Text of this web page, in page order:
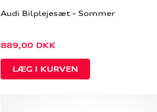
Audi Bilplejesæt - Sommer
889,00 DKK